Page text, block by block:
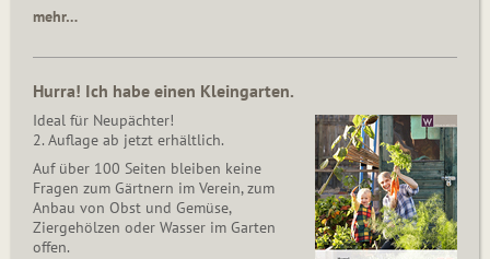
mehr…
Hurra! Ich habe einen Kleingarten.
Ideal für Neupächter!
2. Auflage ab jetzt erhältlich.
Auf über 100 Seiten bleiben keine
Fragen zum Gärtnern im Verein, zum
Anbau von Obst und Gemüse,
Ziergehölzen oder Wasser im Garten
offen.